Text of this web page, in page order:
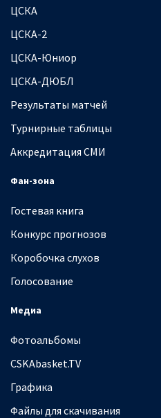
ЦСКА
ЦСКА-2
ЦСКА-Юниор
ЦСКА-ДЮБЛ
Результаты матчей
Турнирные таблицы
Аккредитация СМИ
Фан-зона
Гостевая книга
Конкурс прогнозов
Коробочка слухов
Голосование
Медиа
Фотоальбомы
CSKAbasket.TV
Графика
Файлы для скачивания